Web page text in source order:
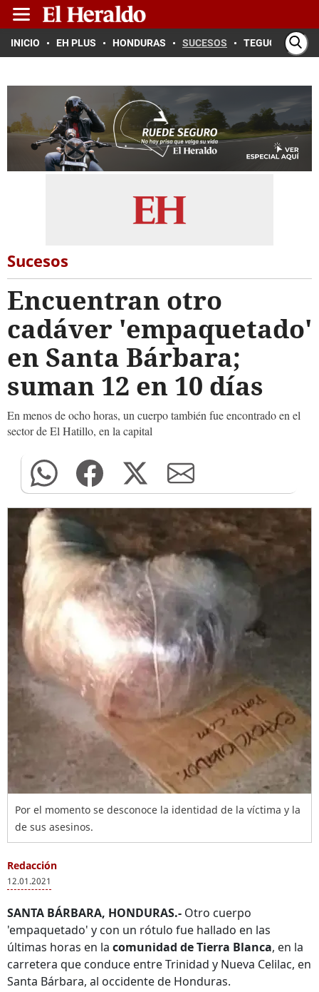
INICIO EH PLUS HONDURAS SUCESOS TEGUCIGALPA
Sucesos
Encuentran otro
cadáver 'empaquetado'
en Santa Bárbara;
suman 12 en 10 días
En menos de ocho horas, un cuerpo también fue encontrado en el
sector de El Hatillo, en la capital
Por el momento se desconoce la identidad de la víctima y la
de sus asesinos.
Redacción
12.01.2021
SANTA BÁRBARA, HONDURAS.- Otro cuerpo
'empaquetado' y con un rótulo fue hallado en las
últimas horas en la comunidad de Tierra Blanca, en la
carretera que conduce entre Trinidad y Nueva Celilac, en
Santa Bárbara, al occidente de Honduras.